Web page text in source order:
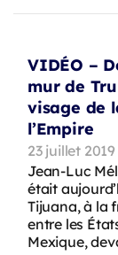
VIDÉO –
mur de
visage de
l’Empire
23 juillet 2019
Jean-Luc
était
Tijuana, à la
entre les
Mexique,